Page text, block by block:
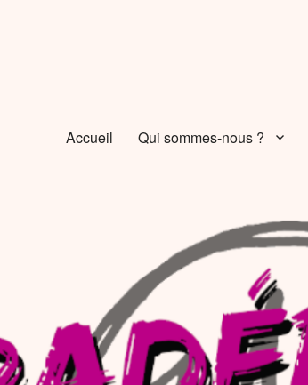
Accueil Qui sommes-nous ?